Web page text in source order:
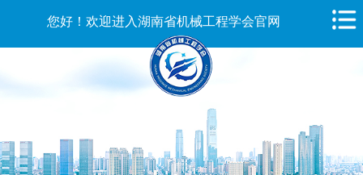
您好！欢迎进入湖南省机械工程学会官网